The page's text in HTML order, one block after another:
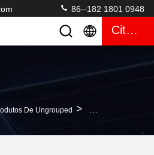
86--182 1801 0948
Citações
De Ungrouped > Relação Final 8